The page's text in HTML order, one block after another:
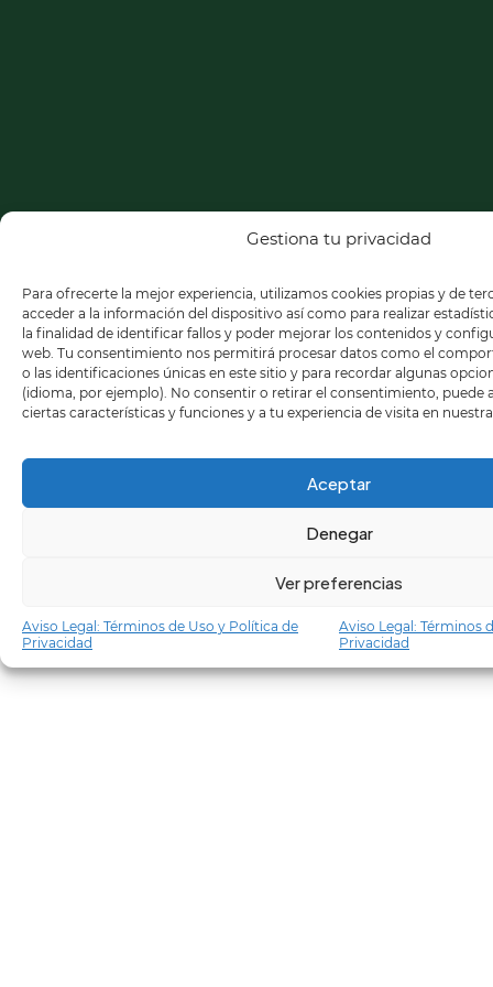
Gestiona tu privacidad
Para ofrecerte la mejor experiencia, utilizamos cookies propias y de
acceder a la información del dispositivo así como para realizar
la finalidad de identificar fallos y poder mejorar los contenidos y
web. Tu consentimiento nos permitirá procesar datos como el
o las identificaciones únicas en este sitio y para recordar algunas
(idioma, por ejemplo). No consentir o retirar el consentimiento, puede
ciertas características y funciones y a tu experiencia de visita en
Aceptar
Denegar
Ver preferencias
Aviso Legal: Términos de Uso y Política de
Privacidad
Aviso Legal: Términos
Privacidad